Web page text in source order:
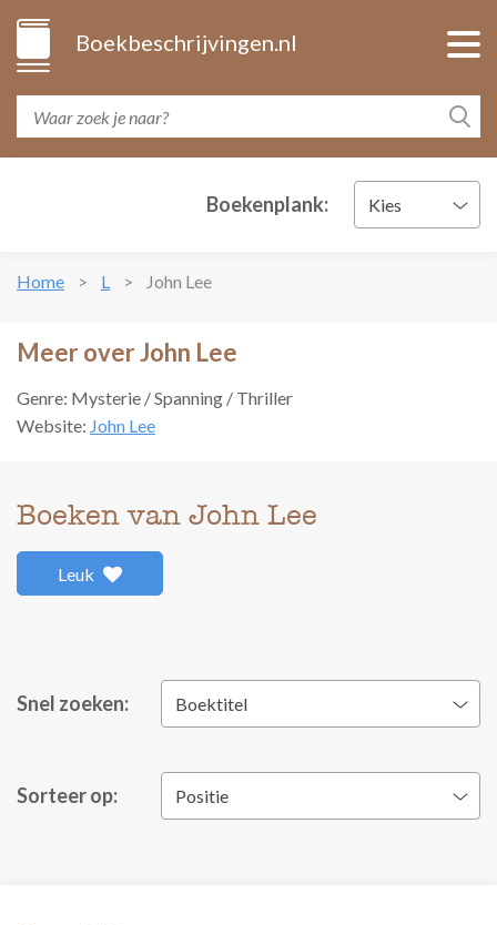
Boekbeschrijvingen.nl
Boekenplank: Kies
Home L John Lee
Meer over John Lee
Genre: Mysterie / Spanning / Thriller
Website: John Lee
Boeken van John Lee
Leuk
Snel zoeken: Boektitel
Sorteer op: Positie